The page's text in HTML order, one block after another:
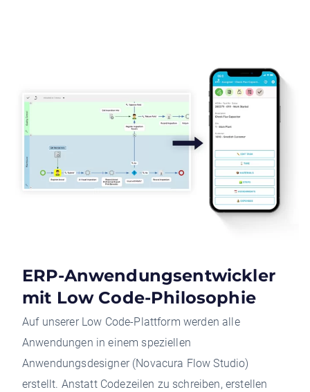
ERP-Anwendungsentwickler
mit Low Code-Philosophie
Auf unserer Low Code-Plattform werden alle
Anwendungen in einem speziellen
Anwendungsdesigner (Novacura Flow Studio)
erstellt. Anstatt Codezeilen zu schreiben, erstellen